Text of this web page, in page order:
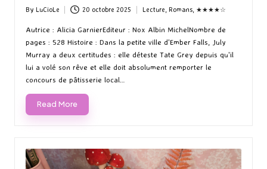
Posted
by
By LuCioLe 20 octobre 2025
in
Lecture, Romans, ★★★★☆
Autrice : Alicia GarnierEditeur : Nox Albin MichelNombre de
pages : 528 Histoire : Dans la petite ville d'Ember Falls, July
Murray a deux certitudes : elle déteste Tate Grey depuis qu'il
lui a volé son rêve et elle doit absolument remporter le
concours de pâtisserie local…
Read More